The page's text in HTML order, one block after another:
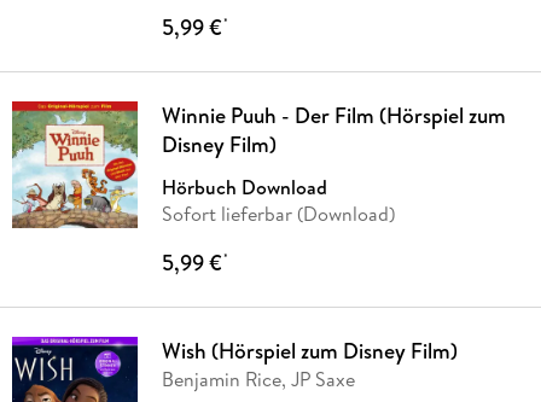
5,99 €*
Winnie Puuh - Der Film (Hörspiel zum
Disney Film)
Hörbuch Download
Sofort lieferbar (Download)
5,99 €*
Wish (Hörspiel zum Disney Film)
Benjamin Rice, JP Saxe